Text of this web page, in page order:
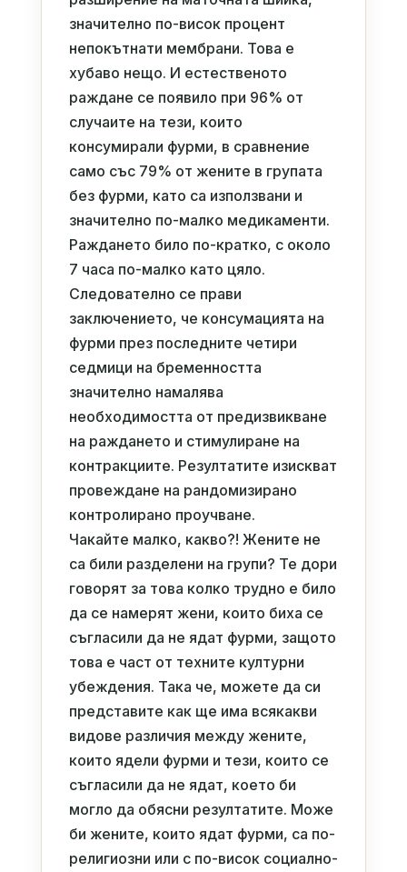
значително по-висок процент
непокътнати мембрани. Това е
хубаво нещо. И естественото
раждане се появило при 96% от
случаите на тези, които
консумирали фурми, в сравнение
само със 79% от жените в групата
без фурми, като са използвани и
значително по-малко медикаменти.
Раждането било по-кратко, с около
7 часа по-малко като цяло.
Следователно се прави
заключението, че консумацията на
фурми през последните четири
седмици на бременността
значително намалява
необходимостта от предизвикване
на раждането и стимулиране на
контракциите. Резултатите изискват
провеждане на рандомизирано
контролирано проучване.
Чакайте малко, какво?! Жените не
са били разделени на групи? Те дори
говорят за това колко трудно е било
да се намерят жени, които биха се
съгласили да не ядат фурми, защото
това е част от техните културни
убеждения. Така че, можете да си
представите как ще има всякакви
видове различия между жените,
които ядели фурми и тези, които се
съгласили да не ядат, което би
могло да обясни резултатите. Може
би жените, които ядат фурми, са по-
религиозни или с по-висок социално-